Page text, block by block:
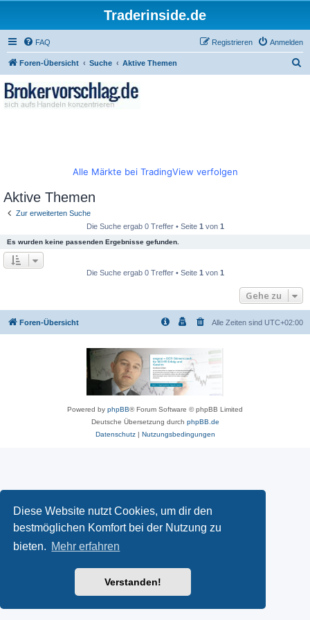
Diese Website nutzt Cookies, um dir den
bestmöglichen Komfort bei der Nutzung zu
bieten. Mehr erfahren
Verstanden!
Traderinside.de
FAQ Anmelden
Registrieren
Foren-Übersicht Suche Aktive Themen
Alle Märkte bei TradingView verfolgen
Aktive Themen
Zur erweiterten Suche
Die Suche ergab 0 Treffer • Seite 1 von 1
Es wurden keine passenden Ergebnisse gefunden.
Die Suche ergab 0 Treffer • Seite 1 von 1
Gehe zu
Foren-Übersicht Alle Zeiten sind UTC+02:00
Powered by phpBB® Forum Software © phpBB Limited
Deutsche Übersetzung durch phpBB.de
Datenschutz| Nutzungsbedingungen